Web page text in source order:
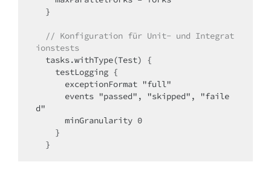
// Konfiguration für Unit- und Integrat
ionstests
d"
  }